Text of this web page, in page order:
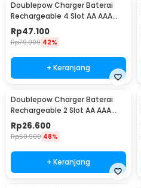
Doublepow Charger Baterai
Rechargeable 4 Slot AA AAA
with AA 4 PCS - DP-B02
Rp47.100
Rp79.900 42%
+ Keranjang
Doublepow Charger Baterai
Rechargeable 2 Slot AA AAA
with AAA 2 PCS - DP-B01
Rp26.600
Rp50.900 48%
+ Keranjang